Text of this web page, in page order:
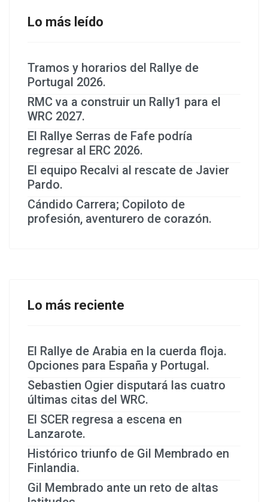
Lo más leído
Tramos y horarios del Rallye de
Portugal 2026.
RMC va a construir un Rally1 para el
WRC 2027.
El Rallye Serras de Fafe podría
regresar al ERC 2026.
El equipo Recalvi al rescate de Javier
Pardo.
Cándido Carrera; Copiloto de
profesión, aventurero de corazón.
Lo más reciente
El Rallye de Arabia en la cuerda floja.
Opciones para España y Portugal.
Sebastien Ogier disputará las cuatro
últimas citas del WRC.
El SCER regresa a escena en
Lanzarote.
Histórico triunfo de Gil Membrado en
Finlandia.
Gil Membrado ante un reto de altas